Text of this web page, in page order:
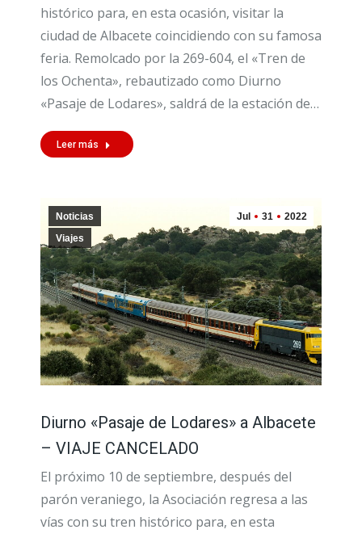
histórico para, en esta ocasión, visitar la
ciudad de Albacete coincidiendo con su famosa
feria. Remolcado por la 269-604, el «Tren de
los Ochenta», rebautizado como Diurno
«Pasaje de Lodares», saldrá de la estación de…
Leer más
Jul 31 2022
Noticias
Viajes
Diurno «Pasaje de Lodares» a Albacete
– VIAJE CANCELADO
El próximo 10 de septiembre, después del
parón veraniego, la Asociación regresa a las
vías con su tren histórico para, en esta